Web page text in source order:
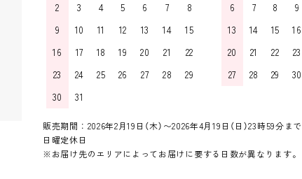
2
3 4 5 6 7
8
9
10 11 12 13 14
15
16
17 18 19 20 21
22
23
24 25 26 27 28
29
30
31
6
7 8 9
13
14 15 16
20
21 22 23
27
28 29 30
販売期間：2026年2月19日（木）〜2026年4月19日（日）23時59分まで
日曜定休日
※お届け先のエリアによってお届けに要する日数が異なります。